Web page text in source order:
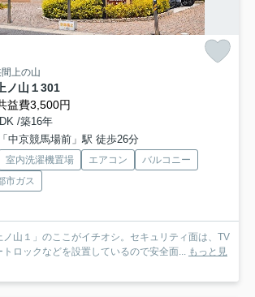
上の山
ノ山１301
益費3,500円
/築16年
中京競馬場前」駅 徒歩26分
室内洗濯機置場 エアコン
バルコニー
市ガス
ノ山１」のここがイチオシ。セキュリティ面は、TV
ロックなどを設置しているので安全面... もっと見